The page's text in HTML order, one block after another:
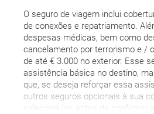
O seguro de viagem inclui
de conexões e repatriamento.
despesas médicas, bem como
cancelamento por terrorismo e /
de até € 3.000 no exterior. Esse
assistência básica no destino,
que, se deseja reforçar essa
outros seguros opcionais à sua
selecioná-los antes de confirmar